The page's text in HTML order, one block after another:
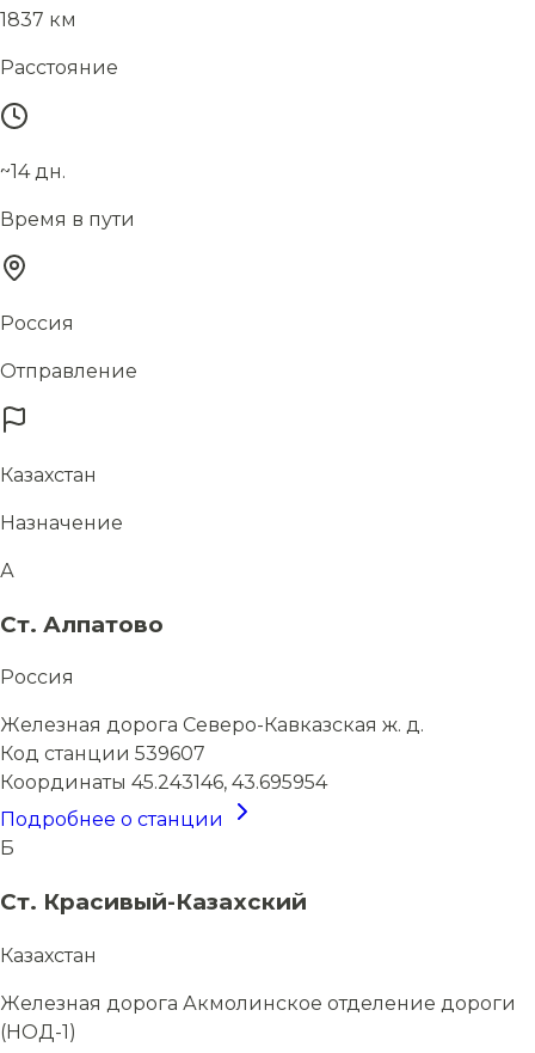
1837 км
Расстояние
~14 дн.
Время в пути
Россия
Отправление
Казахстан
Назначение
А
Ст. Алпатово
Россия
Железная дорога Северо-Кавказская ж. д.
Код станции 539607
Координаты 45.243146, 43.695954
Подробнее о станции
Б
Ст. Красивый-Казахский
Казахстан
Железная дорога Акмолинское отделение дороги
(НОД-1)